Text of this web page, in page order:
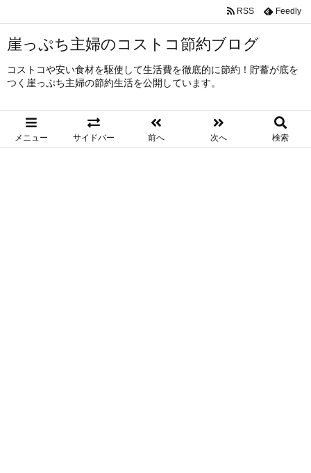
崖っぷち主婦のコストコ節約ブログ
コストコや安い食材を駆使して生活費を徹底的に節約！貯蓄が底を
つく崖っぷち主婦の節約生活を公開しています。
メニュー サイドバー 前へ 次へ 検索
RSS Feedly